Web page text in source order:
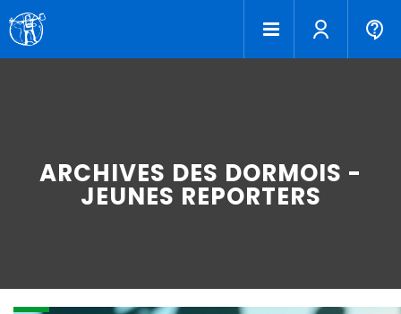
ARCHIVES DES DORMOIS -
JEUNES REPORTERS